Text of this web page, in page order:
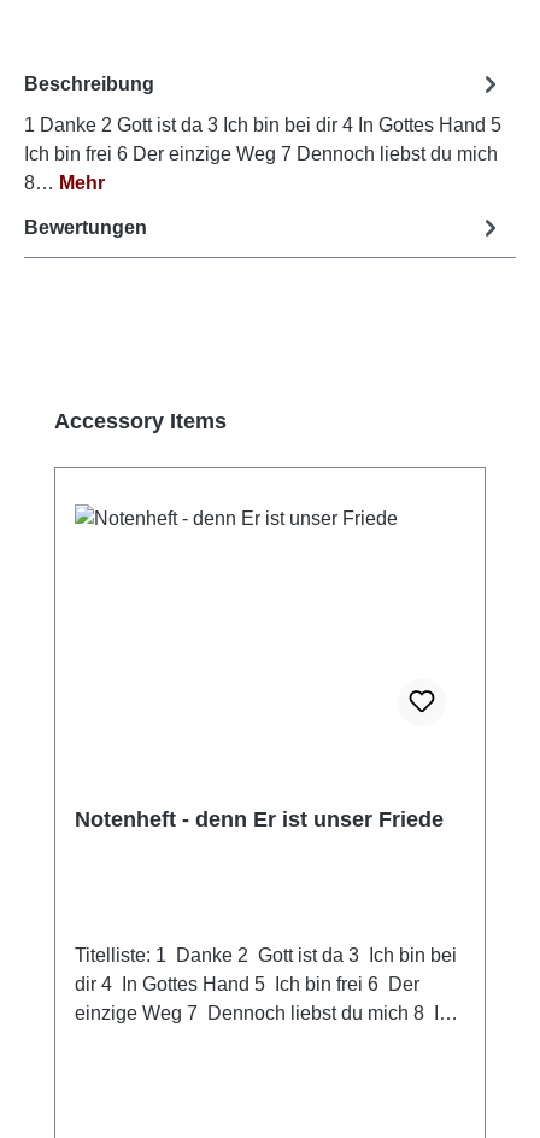
Beschreibung
1 Danke 2 Gott ist da 3 Ich bin bei dir 4 In Gottes Hand 5
Ich bin frei 6 Der einzige Weg 7 Dennoch liebst du mich
8… Mehr
Bewertungen
Produktgalerie überspringen
Accessory Items
Notenheft - denn Er ist unser Friede
Titelliste: 1 Danke 2 Gott ist da 3 Ich bin bei
dir 4 In Gottes Hand 5 Ich bin frei 6 Der
einzige Weg 7 Dennoch liebst du mich 8 Ich